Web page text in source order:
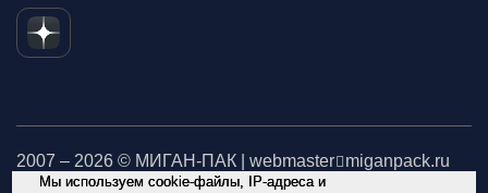
Мы используем cookie-файлы, IP-адреса и
2007 – 2026 © МИГАН-ПАК | webmaster miganpack.ru